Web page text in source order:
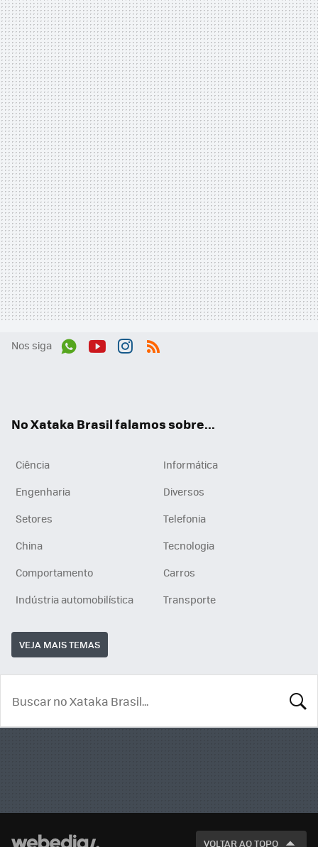
Nos siga
No Xataka Brasil falamos sobre...
Ciência
Informática
Engenharia
Diversos
Setores
Telefonia
China
Tecnologia
Comportamento
Carros
Indústria automobilística
Transporte
VEJA MAIS TEMAS
VOLTAR AO TOPO